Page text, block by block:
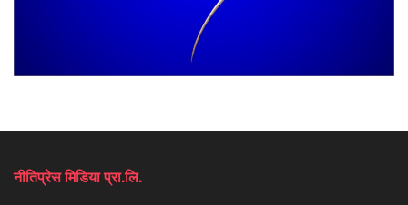
नीतिप्रेस मिडिया प्रा.लि.